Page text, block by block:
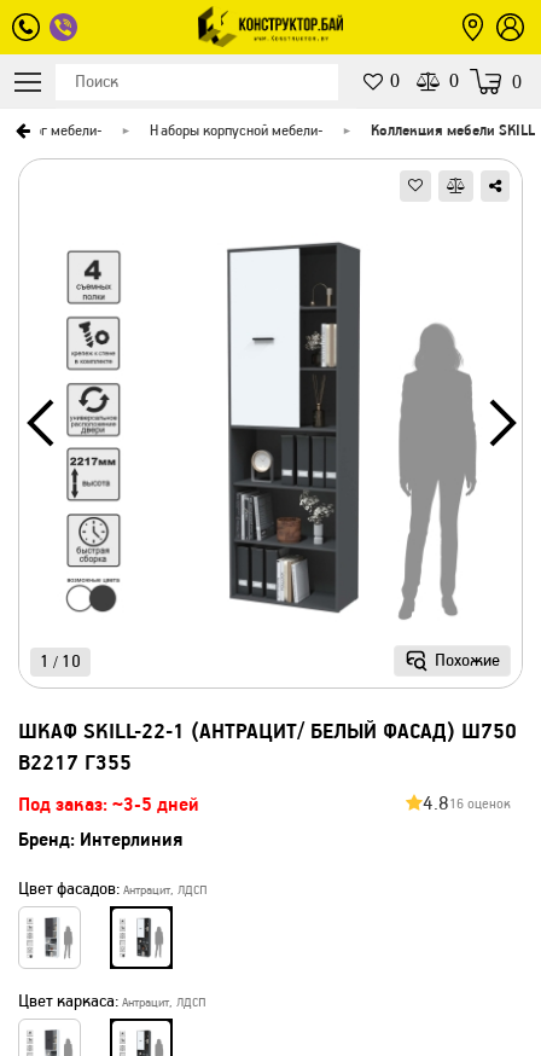
0 0 0
мебели- Наборы корпусной мебели- Коллекция мебели SKILL
Похожие
1 / 10
ШКАФ SKILL-22-1 (АНТРАЦИТ/ БЕЛЫЙ ФАСАД) Ш750
В2217 Г355
Под заказ: ~3-5 дней 4.816 оценок
Бренд: Интерлиния
Цвет фасадов: Антрацит, ЛДСП
Цвет каркаса: Антрацит, ЛДСП